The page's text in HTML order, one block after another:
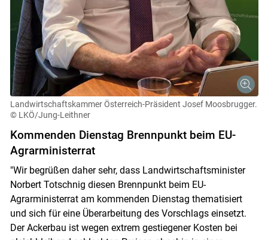
Landwirtschaftskammer Österreich-Präsident Josef Moosbrugger.
© LKÖ/Jung-Leithner
Kommenden Dienstag Brennpunkt beim EU-
Agrarministerrat
"Wir begrüßen daher sehr, dass Landwirtschaftsminister
Norbert Totschnig diesen Brennpunkt beim EU-
Agrarministerrat am kommenden Dienstag thematisiert
und sich für eine Überarbeitung des Vorschlags einsetzt.
Der Ackerbau ist wegen extrem gestiegener Kosten bei